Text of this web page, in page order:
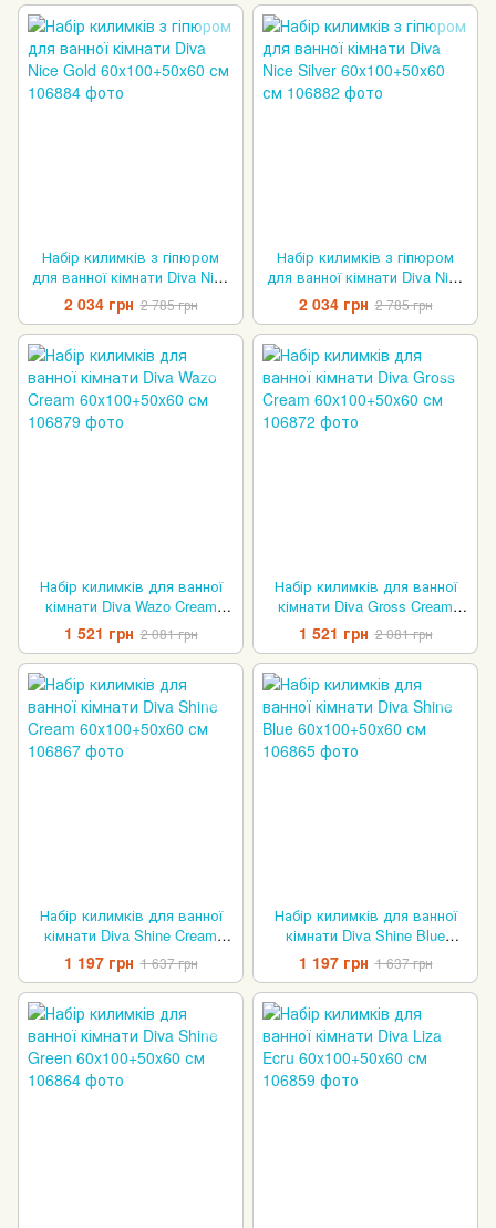
Набір килимків з гіпюром
для ванної кімнати Diva Nice
Gold 60x100+50x60 см
2 034 грн 2 785 грн
Набір килимків з гіпюром
для ванної кімнати Diva Nice
Silver 60x100+50x60 см
2 034 грн 2 785 грн
Набір килимків для ванної
кімнати Diva Wazo Cream
60x100+50x60 см
1 521 грн 2 081 грн
Набір килимків для ванної
кімнати Diva Gross Cream
60x100+50x60 см
1 521 грн 2 081 грн
Набір килимків для ванної
кімнати Diva Shine Cream
60x100+50x60 см
1 197 грн 1 637 грн
Набір килимків для ванної
кімнати Diva Shine Blue
60x100+50x60 см
1 197 грн 1 637 грн